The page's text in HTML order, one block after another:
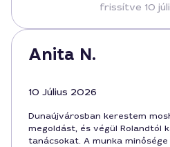
frissítve 10
Anita N.
10 Július 2026
Dunaújvárosban kerestem
megoldást, és végül Rolandtól
tanácsokat. A munka